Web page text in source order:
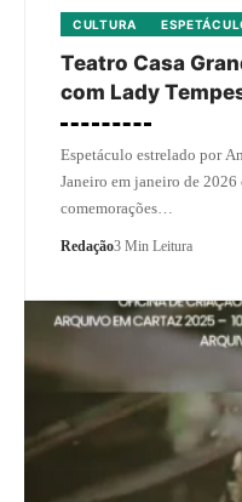
CULTURA
Teatro Casa
com Lady
Espetáculo estrelado por
Janeiro em janeiro de
comemorações…
Redação3 Min Leitura